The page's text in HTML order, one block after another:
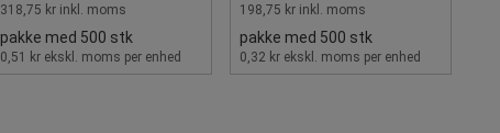
318,75 kr inkl. moms
pakke med 500 stk
0,51 kr ekskl. moms per enhed
198,75 kr inkl. moms
pakke med 500 stk
0,32 kr ekskl. moms per enhed